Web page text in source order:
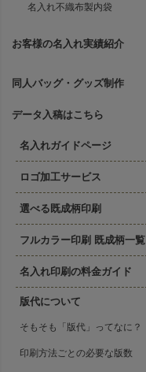
名入れ不織布製内袋
お客様の名入れ実績紹介
同人バッグ・グッズ制作
データ入稿はこちら
名入れガイドページ
ロゴ加工サービス
選べる既成柄印刷
フルカラー印刷 既成柄一覧
名入れ印刷の料金ガイド
版代について
そもそも「版代」ってなに？
印刷方法ごとの必要な版数